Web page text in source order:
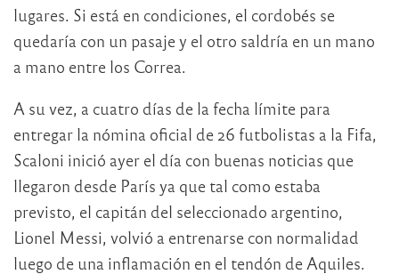
lugares. Si está en condiciones, el cordobés se
quedaría con un pasaje y el otro saldría en un mano
a mano entre los Correa.
A su vez, a cuatro días de la fecha límite para
entregar la nómina oficial de 26 futbolistas a la Fifa,
Scaloni inició ayer el día con buenas noticias que
llegaron desde París ya que tal como estaba
previsto, el capitán del seleccionado argentino,
Lionel Messi, volvió a entrenarse con normalidad
luego de una inflamación en el tendón de Aquiles.